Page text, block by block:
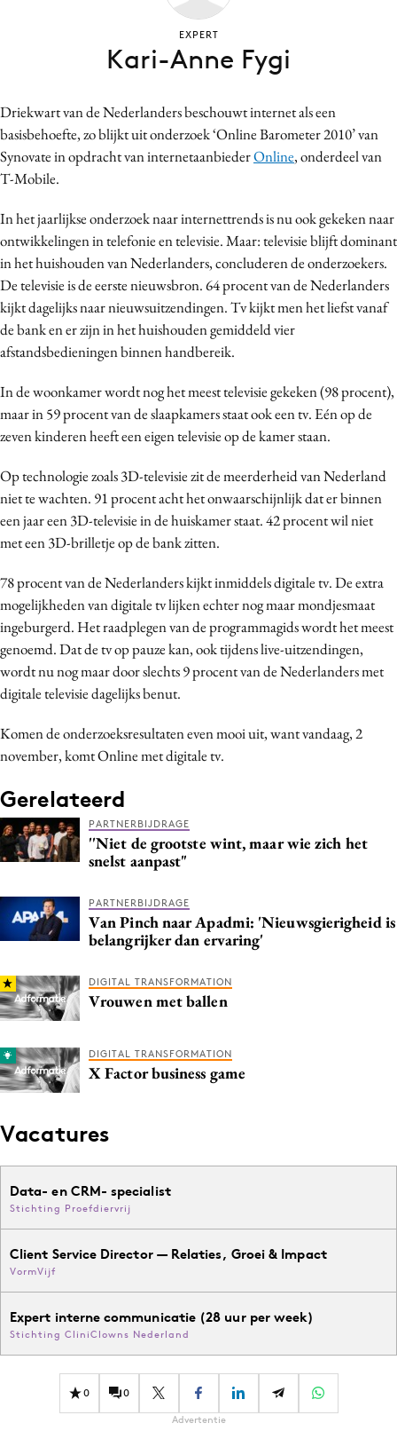
Craft
Customer Experience
Data & Insights
Digital transformation
Diversiteit
Effectiviteit
Gedragsverandering
Influencer marketing
Interne communicatie
Martech
Media
Merkstrategie
PR
Programmatic
Purpose Marketing
Reputatie & crisis
Driekwart van de Nederlanders beschouwt internet als een
basisbehoefte, zo blijkt uit onderzoek ‘Online Barometer 2010’ van
Synovate in opdracht van internetaanbiederOnline, onderdeel van
T-Mobile.
In het jaarlijkse onderzoek naar internettrends is nu ook gekeken naar
ontwikkelingen in telefonie en televisie. Maar: televisie blijft dominant
in het huishouden van Nederlanders, concluderen de onderzoekers.
De televisie is de eerste nieuwsbron. 64 procent van de Nederlanders
kijkt dagelijks naar nieuwsuitzendingen. Tv kijkt men het liefst vanaf
de bank en er zijn in het huishouden gemiddeld vier
afstandsbedieningen binnen handbereik.
In de woonkamer wordt nog het meest televisie gekeken (98 procent),
maar in 59 procent van de slaapkamers staat ook een tv. Eén op de
zeven kinderen heeft een eigen televisie op de kamer staan.
Op technologie zoals 3D-televisie zit de meerderheid van Nederland
niet te wachten. 91 procent acht het onwaarschijnlijk dat er binnen
een jaar een 3D-televisie in de huiskamer staat. 42 procent wil niet
met een 3D-brilletje op de bank zitten.
78 procent van de Nederlanders kijkt inmiddels digitale tv. De extra
mogelijkheden van digitale tv lijken echter nog maar mondjesmaat
ingeburgerd. Het raadplegen van de programmagids wordt het meest
genoemd. Dat de tv op pauze kan, ook tijdens live-uitzendingen,
wordt nu nog maar door slechts 9 procent van de Nederlanders met
digitale televisie dagelijks benut.
Komen de onderzoeksresultaten even mooi uit, want vandaag, 2
november, komt Online met digitale tv.
Gerelateerd
PARTNERBIJDRAGE
''Niet de grootste wint, maar wie zich het
snelst aanpast"
PARTNERBIJDRAGE
Van Pinch naar Apadmi: 'Nieuwsgierigheid is
belangrijker dan ervaring'
DIGITAL TRANSFORMATION
Vrouwen met ballen
DIGITAL TRANSFORMATION
X Factor business game
Vacatures
Data- en CRM- specialist
Stichting Proefdiervrij
Client Service Director — Relaties, Groei & Impact
VormVijf
Expert interne communicatie (28 uur per week)
Stichting CliniClowns Nederland
0 0
Advertentie
EXPERT
Kari-Anne Fygi